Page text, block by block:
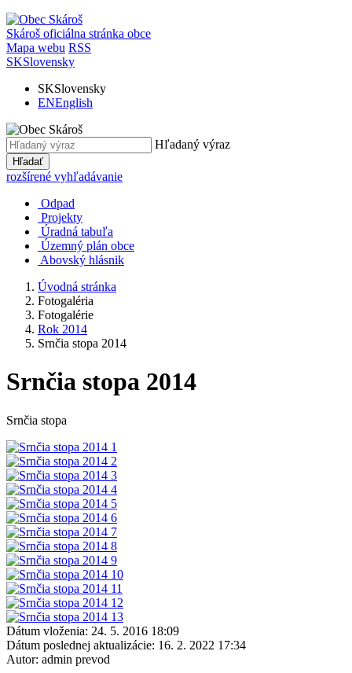
Skároš oficiálna stránka obce
Mapa webu RSS
SKSlovensky
SKSlovensky
ENEnglish
Hľadaný výraz
Hľadať
rozšírené vyhľadávanie
Odpad
Projekty
Úradná tabuľa
Územný plán obce
Abovský hlásnik
Úvodná stránka
Fotogaléria
Fotogalérie
Rok 2014
Srnčia stopa 2014
Srnčia stopa 2014
Srnčia stopa
Dátum vloženia: 24. 5. 2016 18:09
Dátum poslednej aktualizácie: 16. 2. 2022 17:34
Autor: admin prevod